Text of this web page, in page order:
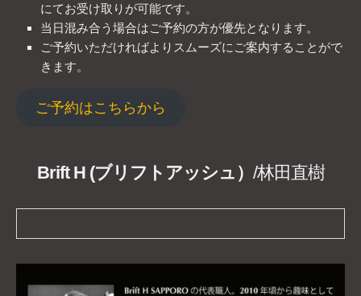
にてお受け取りが可能です。
当日混み合う場合はご予約の方が優先となります。
ご予約いただければよりスムーズにご案内することがで
きます。
ご予約はこちらから
Brift H (ブリフトアッシュ） /林田直樹